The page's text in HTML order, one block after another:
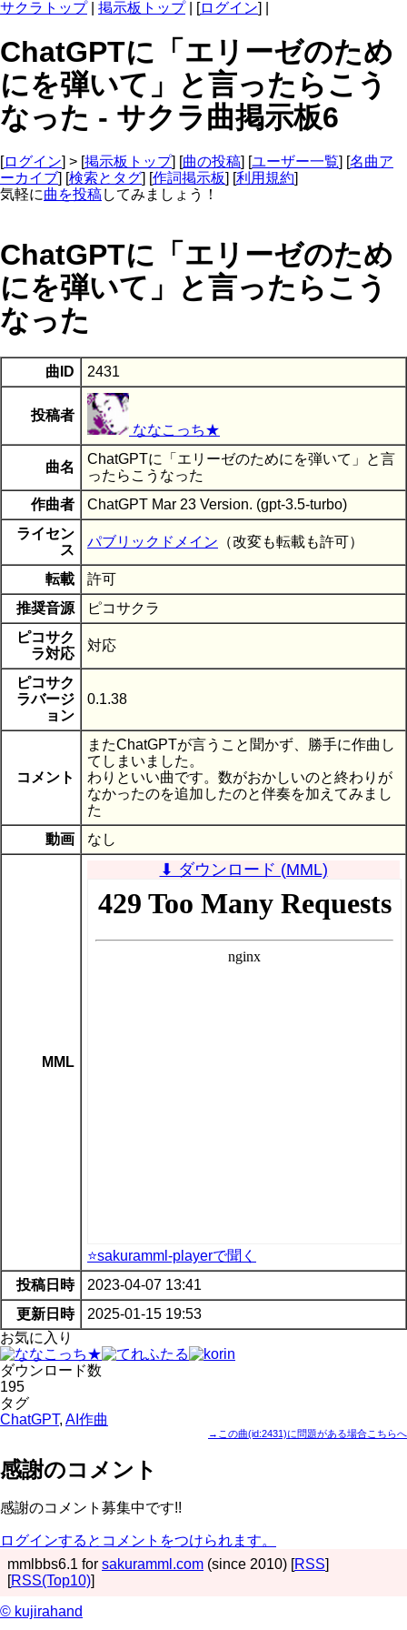
サクラトップ| 掲示板トップ| [ログイン] |
ChatGPTに「エリーゼのため
にを弾いて」と言ったらこう
なった - サクラ曲掲示板6
[ログイン] > [掲示板トップ] [曲の投稿] [ユーザー一覧] [名曲ア
ーカイブ] [検索とタグ] [作詞掲示板] [利用規約]
気軽に曲を投稿してみましょう！
ChatGPTに「エリーゼのため
にを弾いて」と言ったらこう
なった
曲ID 2431
投稿者
ななこっち★
曲名
ChatGPTに「エリーゼのためにを弾いて」と言
ったらこうなった
作曲者
ChatGPT Mar 23 Version. (gpt-3.5-turbo)
ライセン
ス
パブリックドメイン （改変も転載も許可）
転載
許可
推奨音源
ピコサクラ
ピコサク
ラ対応
対応
ピコサク
ラバージ
ョン
0.1.38
コメント
またChatGPTが言うこと聞かず、勝手に作曲し
てしまいました。
わりといい曲です。数がおかしいのと終わりが
なかったのを追加したのと伴奏を加えてみまし
た
動画
なし
MML
⬇ ダウンロード (MML)
⭐sakuramml-playerで聞く
投稿日時
2023-04-07 13:41
更新日時
2025-01-15 19:53
お気に入り
ダウンロード数
195
タグ
ChatGPT, AI作曲
→この曲(id:2431)に問題がある場合こちらへ
感謝のコメント
感謝のコメント募集中です!!
ログインするとコメントをつけられます。
mmlbbs6.1 for sakuramml.com (since 2010) [RSS]
[RSS(Top10)]
© kujirahand